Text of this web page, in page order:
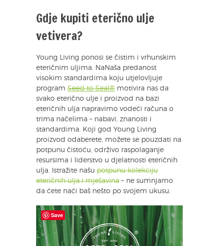
Gdje kupiti eterično ulje
vetivera?
Young Living ponosi se čistim i vrhunskim
eteričnim uljima. NaNaša predanost
visokim standardima koju utjelovljuje
program Seed to Seal® motivira nas da
svako eterično ulje i proizvod na bazi
eteričnih ulja napravimo vodeći računa o
trima načelima – nabavi, znanosti i
standardima. Koji god Young Living
proizvod odaberete, možete se pouzdati na
potpunu čistoću, održivo raspolaganje
resursima i liderstvo u djelatnosti eteričnih
ulja. Istražite našu potpunu kolekciju
eteričnih ulja i mješavina – ne sumnjamo
da ćete naći baš nešto po svojem ukusu.
Save